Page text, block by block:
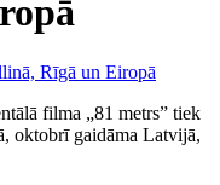
filma „81 metrs” tiek
oktobrī gaidāma Latvijā,